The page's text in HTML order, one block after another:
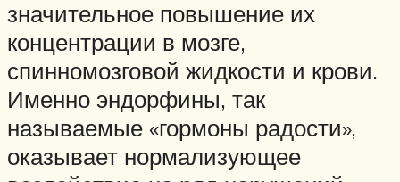
значительное повышение их
концентрации в мозге,
спинномозговой жидкости и крови.
Именно эндорфины, так
называемые «гормоны радости»,
оказывает нормализующее